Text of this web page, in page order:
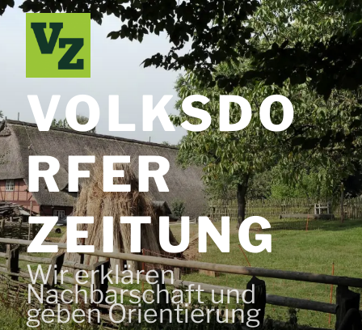
Zum
Inhalt
springen
VOLKSDO
RFER
ZEITUNG
Wir erklären
Nachbarschaft und
geben Orientierung